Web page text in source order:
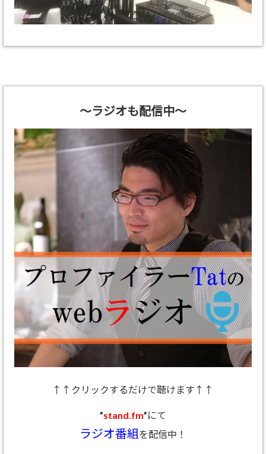
～ラジオも配信中～
↑↑クリックするだけで聴けます↑↑
”stand.fm”にて
ラジオ番組を配信中！